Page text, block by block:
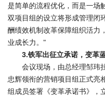
是简单的流程优化，而是一场
双项目组的设立将形成管理闭
酬绩效机制改革保障组织活力
业成长力。"
3.铁军出征立承诺，变革
会议现场，由总经理邹玮
忠辉领衔的营销项目组正式亮
组成员签署《变革承诺书》，